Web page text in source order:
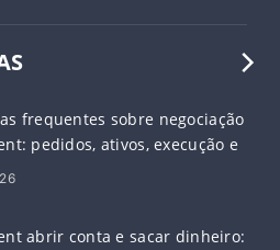
frequentes sobre negociação
pedidos, ativos, execução e
abrir conta e sacar dinheiro: